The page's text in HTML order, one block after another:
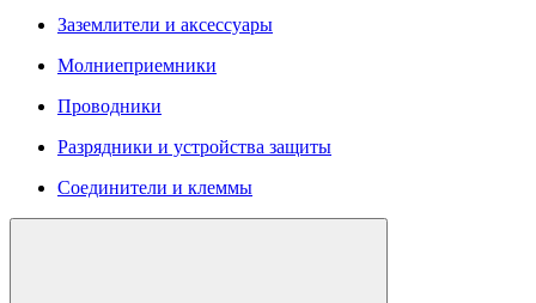
Заземлители и аксессуары
Молниеприемники
Проводники
Разрядники и устройства защиты
Соединители и клеммы